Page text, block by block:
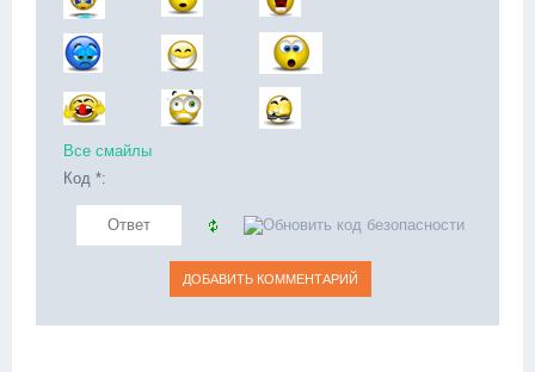
Все смайлы
Код *: